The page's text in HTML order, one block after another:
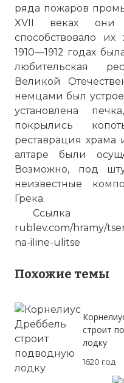
ряда пожаров
XVII веках они
способствовало
1910—1912 годах
любительская
Великой
немцами был
установлена
покрылись
реставрация храма
алтаре были
Возможно, под
неизвестные
Грека.
Ссылка
rublev.com/hramy/
na-iline-ulitse
Похожие темы
строит
лодку
1620 год